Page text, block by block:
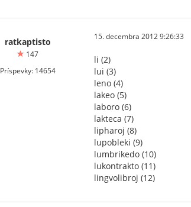
ratkaptisto
147
Príspevky: 14654
15. decembra 2012 9:26:33
li (2)
lui (3)
leno (4)
lakeo (5)
laboro (6)
lakteca (7)
lipharoj (8)
lupobleki (9)
lumbrikedo (10)
lukontrakto (11)
lingvolibroj (12)